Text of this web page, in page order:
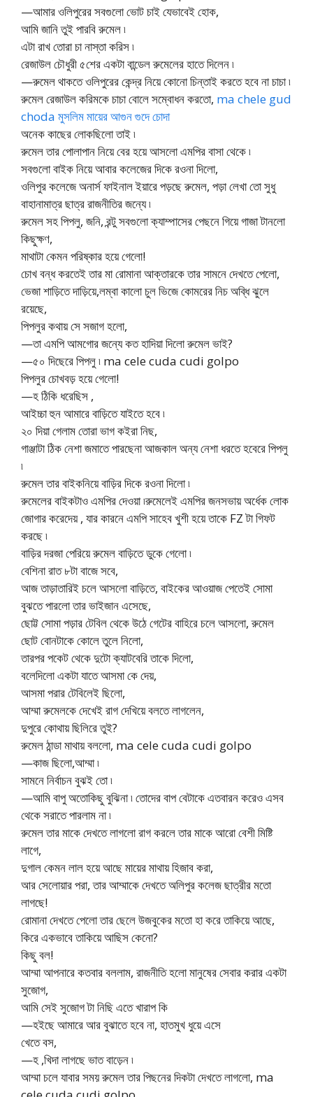
—আমার ওলিপুরের সবগুলো ভোট চাই যেভাবেই হোক,
আমি জানি তুই পারবি রুমেল ৷
এটা রাখ তোরা চা নাস্তা করিস ৷
রেজাউল চৌধুরী ৫শের একটা বান্ডেল রুমেলের হাতে দিলেন ৷
—রুমেল থাকতে ওলিপুরের কেন্দ্র নিয়ে কোনো চিন্তাই করতে হবে না চাচা ৷
রুমেল রেজাউল করিমকে চাচা বোলে সম্বোধন করতো, ma chele gud
choda মুসলিম মায়ের আগুন গুদে চোদা
অনেক কাছের লোকছিলো তাই ৷
রুমেল তার পোলাপান নিয়ে বের হয়ে আসলো এমপির বাসা থেকে ৷
সবগুলো বাইক নিয়ে আবার কলেজের দিকে রওনা দিলো,
ওলিপুর কলেজে অনার্স ফাইনাল ইয়ারে পড়ছে রুমেল, পড়া লেখা তো সুধু
বাহানামাত্র ছাত্র রাজনীতির জন্যে ৷
রুমেল সহ পিপলু, জনি, রন্টু সবগুলো ক্যাম্পাসের পেছনে গিয়ে গাজা টানলো
কিছুক্ষণ,
মাথাটা কেমন পরিষ্কার হয়ে গেলো!
চোখ বন্ধ করতেই তার মা রোমানা আক্তারকে তার সামনে দেখতে পেলো,
ভেজা শাড়িতে দাড়িয়ে,লম্বা কালো চুল ভিজে কোমরের নিচ অব্ধি ঝুলে
রয়েছে,
পিপলুর কথায় সে সজাগ হলো,
—তা এমপি আমগোর জন্যে কত হাদিয়া দিলো রুমেল ভাই?
—৫০ দিছেরে পিপলু ৷ ma cele cuda cudi golpo
পিপলুর চোখবড় হয়ে গেলো!
—হ ঠিকি ধরেছিস ,
আইচ্চা হুন আমারে বাড়িতে যাইতে হবে ৷
২০ দিয়া গেলাম তোরা ভাগ কইরা নিছ,
গাঞ্জাটা ঠিক নেশা জমাতে পারছেনা আজকাল অন্য নেশা ধরতে হবেরে পিপলু
৷
রুমেল তার বাইকনিয়ে বাড়ির দিকে রওনা দিলো ৷
রুমেলের বাইকটাও এমপির দেওয়া ৷রুমেলেই এমপির জনসভায় অর্ধেক লোক
জোগার করেদেয় , যার কারনে এমপি সাহেব খুশী হয়ে তাকে FZ টা গিফট
করছে ৷
বাড়ির দরজা পেরিয়ে রুমেল বাড়িতে ডুকে গেলো ৷
বেশিনা রাত ৮টা বাজে সবে,
আজ তাড়াতারিই চলে আসলো বাড়িতে, বাইকের আওয়াজ পেতেই সোমা
বুঝতে পারলো তার ভাইজান এসেছে,
ছোট্ট সোমা পড়ার টেবিল থেকে উঠে গেটের বাহিরে চলে আসলো, রুমেল
ছোট বোনটাকে কোলে তুলে নিলো,
তারপর পকেট থেকে দুটো ক্যাটবেরি তাকে দিলো,
বলেদিলো একটা যাতে আসমা কে দেয়,
আসমা পরার টেবিলেই ছিলো,
আম্মা রুমেলকে দেখেই রাগ দেখিয়ে বলতে লাগলেন,
দুপুরে কোথায় ছিলিরে তুই?
রুমেল ঠান্ডা মাথায় বললো, ma cele cuda cudi golpo
—কাজ ছিলো,আম্মা ৷
সামনে নির্বাচন বুঝই তো ৷
—আমি বাপু অতোকিছু বুঝিনা ৷ তোদের বাপ বেটাকে এতবারন করেও এসব
থেকে সরাতে পারলাম না ৷
রুমেল তার মাকে দেখতে লাগলো রাগ করলে তার মাকে আরো বেশী মিষ্টি
লাগে,
দুগাল কেমন লাল হয়ে আছে মায়ের মাথায় হিজাব করা,
আর সেলোয়ার পরা, তার আম্মাকে দেখতে অলিপুর কলেজ ছাত্রীর মতো
লাগছে!
রোমানা দেখতে পেলো তার ছেলে উজবুকের মতো হা করে তাকিয়ে আছে,
কিরে একভাবে তাকিয়ে আছিস কেনো?
কিছু বল!
আম্মা আপনারে কতবার বললাম, রাজনীতি হলো মানুষের সেবার করার একটা
সুজোগ,
আমি সেই সুজোগ টা নিছি এতে খারাপ কি
—হইছে আমারে আর বুঝাতে হবে না, হাতমুখ ধুয়ে এসে
খেতে বস,
—হ ,খিদা লাগছে ভাত বাড়েন ৷
আম্মা চলে যাবার সময় রুমেল তার পিছনের দিকটা দেখতে লাগলো, ma